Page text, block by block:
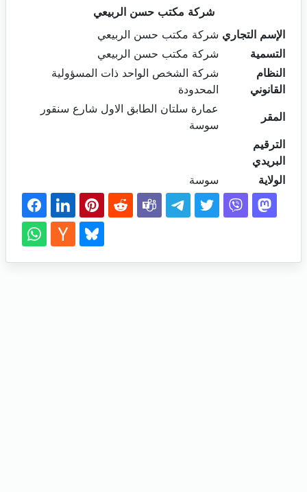
شركة مكتب حسن الربيعي
الإسم التجاري شركة مكتب حسن الربيعي
التسمية
شركة مكتب حسن الربيعي
النظام
القانوني
شركة الشخص الواحد ذات المسؤولية
المحدودة
المقر
عمارة سلتان الطابق الاول شارع سنقور
سوسة
الترقيم
البريدي
الولاية
سوسة